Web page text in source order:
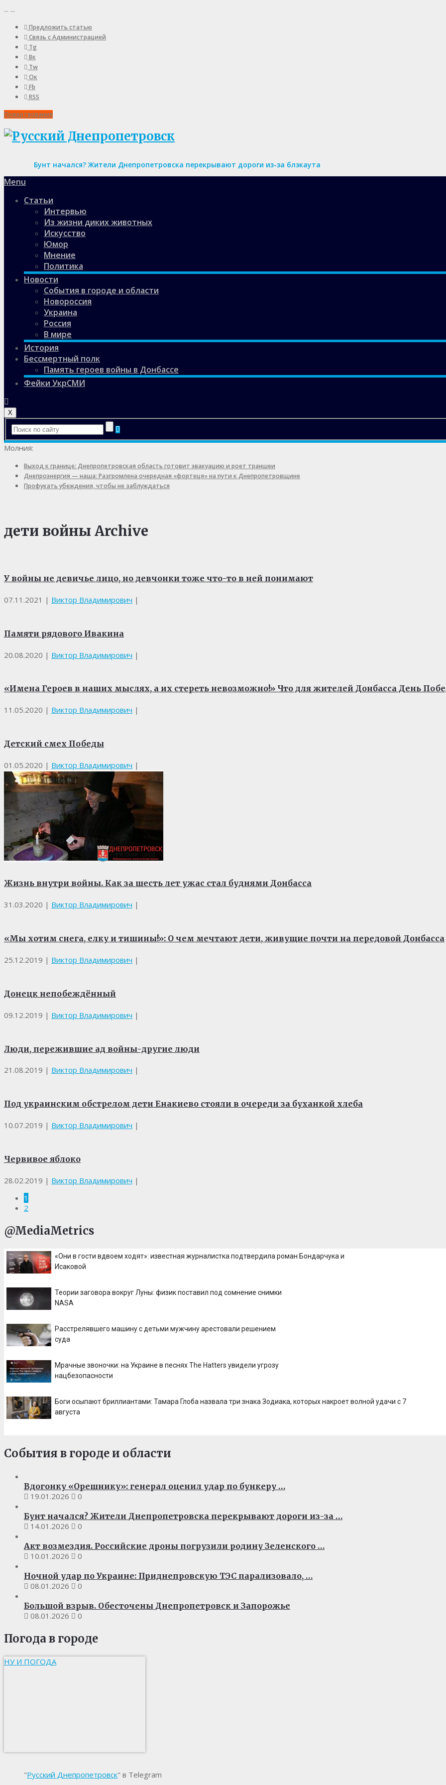
... ...
Предложить статью
Связь с Администрацией
Tg
Вк
Tw
Ок
Fb
RSS
Пожертвования
Бунт начался? Жители Днепропетровска перекрывают дороги из-за блэкаута
Menu
Статьи
Интервью
Из жизни диких животных
Искусство
Юмор
Мнение
Политика
Новости
События в городе и области
Новороссия
Украина
Россия
В мире
История
Бессмертный полк
Память героев войны в Донбассе
Фейки УкрСМИ
X
Молния:
Выход к границе: Днепропетровская область готовит эвакуацию и роет траншеи
Днепроэнергия — наша: Разгромлена очередная «фортеця» на пути к Днепропетровщине
Профукать убеждения, чтобы не заблуждаться
дети войны Archive
У войны не девичье лицо, но девчонки тоже что-то в ней понимают
07.11.2021 | Виктор Владимирович |
Памяти рядового Ивакина
20.08.2020 | Виктор Владимирович |
«Имена Героев в наших мыслях, а их стереть невозможно!» Что для жителей Донбасса День
11.05.2020 | Виктор Владимирович |
Детский смех Победы
01.05.2020 | Виктор Владимирович |
Жизнь внутри войны. Как за шесть лет ужас стал буднями Донбасса
31.03.2020 | Виктор Владимирович |
«Мы хотим снега, елку и тишины!»: О чем мечтают дети, живущие почти на передовой Донбасса
25.12.2019 | Виктор Владимирович |
Донецк непобеждённый
09.12.2019 | Виктор Владимирович |
Люди, пережившие ад войны-другие люди
21.08.2019 | Виктор Владимирович |
Под украинским обстрелом дети Енакиево стояли в очереди за буханкой хлеба
10.07.2019 | Виктор Владимирович |
Червивое яблоко
28.02.2019 | Виктор Владимирович |
1
2
@MediaMetrics
«Они в гости вдвоем ходят»: известная журналистка подтвердила роман Бондарчука и
Исаковой
Теории заговора вокруг Луны: физик поставил под сомнение снимки
NASA
Расстрелявшего машину с детьми мужчину арестовали решением
суда
Мрачные звоночки: на Украине в песнях The Hatters увидели угрозу
нацбезопасности
Боги осыпают бриллиантами: Тамара Глоба назвала три знака Зодиака, которых накроет волной удачи с 7
августа
События в городе и области
Вдогонку «Орешнику»: генерал оценил удар по бункеру …
19.01.2026
0
Бунт начался? Жители Днепропетровска перекрывают дороги из-за …
14.01.2026
0
Акт возмездия. Российские дроны погрузили родину Зеленского …
10.01.2026
0
Ночной удар по Украине: Приднепровскую ТЭС парализовало, …
08.01.2026
0
Большой взрыв. Обесточены Днепропетровск и Запорожье
08.01.2026
0
Погода в городе
НУ И ПОГОДА
"Русский Днепропетровск" в Telegram